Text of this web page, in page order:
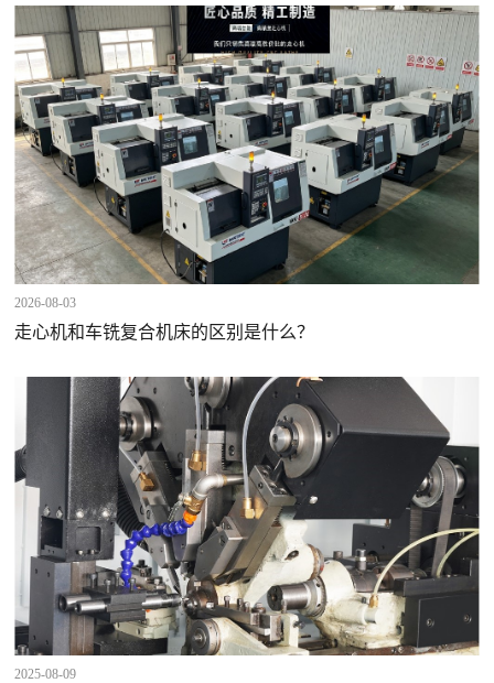
2026-08-03
走心机和车铣复合机床的区别是什么？
2025-08-09